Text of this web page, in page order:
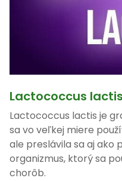
Lactococcus lactis
Lactococcus lactis je
sa vo veľkej miere
ale preslávila sa aj ako
organizmus, ktorý sa
chorôb.